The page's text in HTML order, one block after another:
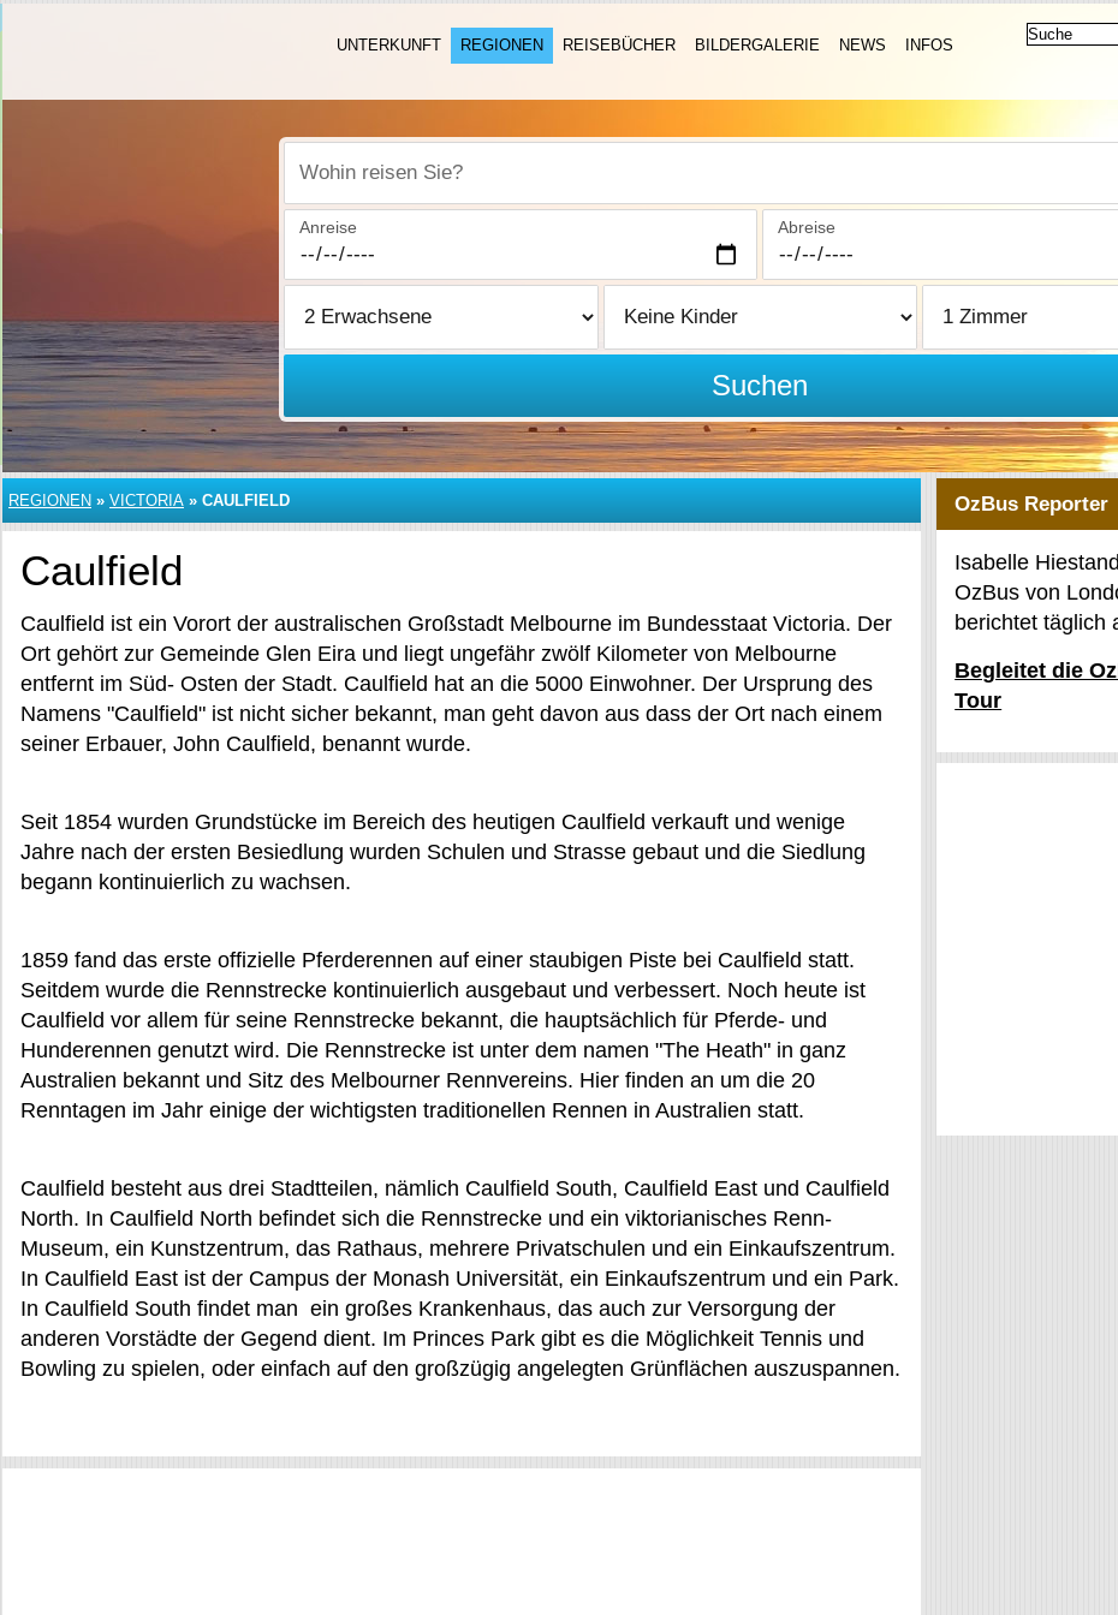
UNTERKUNFT REGIONEN REISEBÜCHER BILDERGALERIE NEWS INFOS
Wohin reisen Sie?
Anreise Abreise
Suchen
REGIONEN » VICTORIA » CAULFIELD
Caulfield
Caulfield ist ein Vorort der australischen Großstadt Melbourne im Bundesstaat Victoria. Der
Ort gehört zur Gemeinde Glen Eira und liegt ungefähr zwölf Kilometer von Melbourne
entfernt im Süd- Osten der Stadt. Caulfield hat an die 5000 Einwohner. Der Ursprung des
Namens "Caulfield" ist nicht sicher bekannt, man geht davon aus dass der Ort nach einem
seiner Erbauer, John Caulfield, benannt wurde.
Seit 1854 wurden Grundstücke im Bereich des heutigen Caulfield verkauft und wenige
Jahre nach der ersten Besiedlung wurden Schulen und Strasse gebaut und die Siedlung
begann kontinuierlich zu wachsen.
1859 fand das erste offizielle Pferderennen auf einer staubigen Piste bei Caulfield statt.
Seitdem wurde die Rennstrecke kontinuierlich ausgebaut und verbessert. Noch heute ist
Caulfield vor allem für seine Rennstrecke bekannt, die hauptsächlich für Pferde- und
Hunderennen genutzt wird. Die Rennstrecke ist unter dem namen "The Heath" in ganz
Australien bekannt und Sitz des Melbourner Rennvereins. Hier finden an um die 20
Renntagen im Jahr einige der wichtigsten traditionellen Rennen in Australien statt.
Caulfield besteht aus drei Stadtteilen, nämlich Caulfield South, Caulfield East und Caulfield
North. In Caulfield North befindet sich die Rennstrecke und ein viktorianisches Renn-
Museum, ein Kunstzentrum, das Rathaus, mehrere Privatschulen und ein Einkaufszentrum.
In Caulfield East ist der Campus der Monash Universität, ein Einkaufszentrum und ein Park.
In Caulfield South findet man ein großes Krankenhaus, das auch zur Versorgung der
anderen Vorstädte der Gegend dient. Im Princes Park gibt es die Möglichkeit Tennis und
Bowling zu spielen, oder einfach auf den großzügig angelegten Grünflächen auszuspannen.
OzBus Reporter
Isabelle
OzBus von
berichtet täglich
Begleitet die
Tour